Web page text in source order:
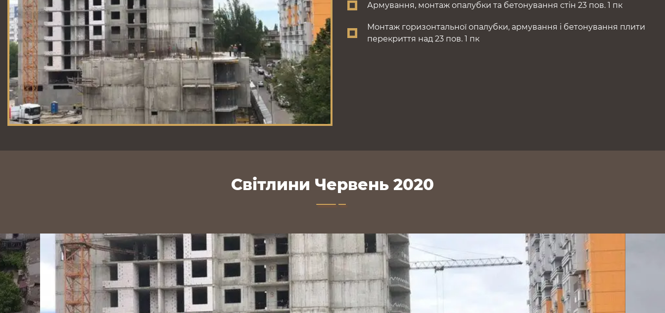
Армування, монтаж опалубки та бетонування стін 23 пов. 1 пк
Монтаж горизонтальної опалубки, армування і бетонування плити
перекриття над 23 пов. 1 пк
Світлини Червень 2020